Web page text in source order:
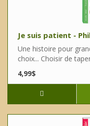
Je suis patient -
Une histoire pour
choix... Choisir de
4,99$